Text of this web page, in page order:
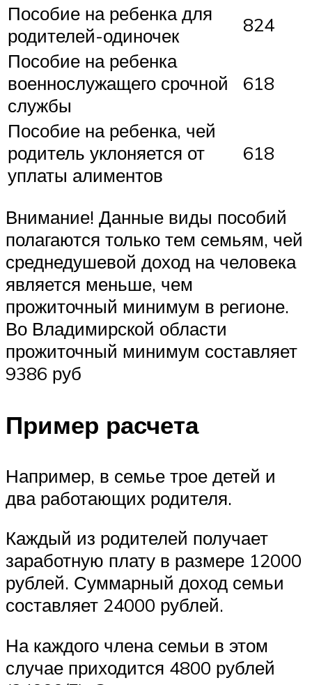
Пособие на ребенка для
родителей-одиночек
824
Пособие на ребенка
военнослужащего срочной
службы
618
Пособие на ребенка, чей
родитель уклоняется от
уплаты алиментов
618
Внимание! Данные виды пособий
полагаются только тем семьям, чей
среднедушевой доход на человека
является меньше, чем
прожиточный минимум в регионе.
Во Владимирской области
прожиточный минимум составляет
9386 руб
Пример расчета
Например, в семье трое детей и
два работающих родителя.
Каждый из родителей получает
заработную плату в размере 12000
рублей. Суммарный доход семьи
составляет 24000 рублей.
На каждого члена семьи в этом
случае приходится 4800 рублей